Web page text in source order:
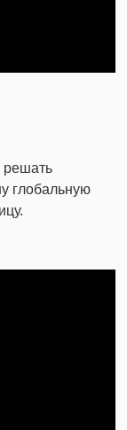
решать
глобальную